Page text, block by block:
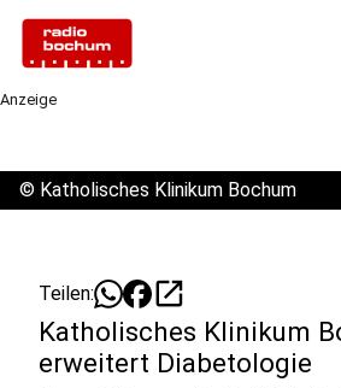
Anzeige
© Katholisches Klinikum Bochum
Teilen: open_in_new
Katholisches Klinikum
erweitert Diabetologie